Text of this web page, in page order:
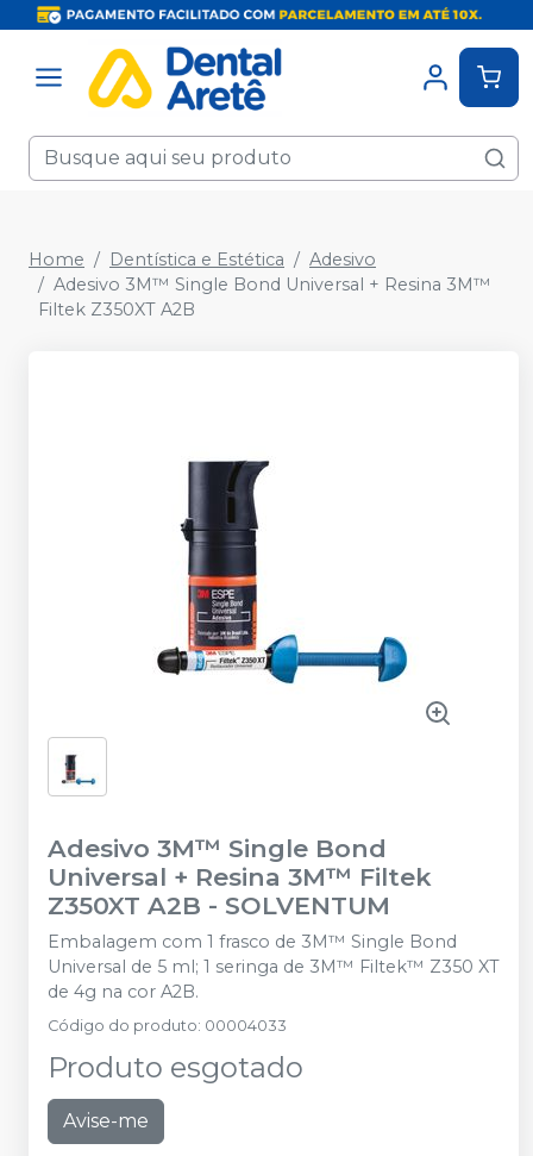
Home Dentística e Estética
Adesivo
Adesivo 3M™ Single Bond Universal + Resina 3M™
Filtek Z350XT A2B
Adesivo 3M™ Single Bond
Universal + Resina 3M™ Filtek
Z350XT A2B - SOLVENTUM
Embalagem com 1 frasco de 3M™ Single Bond
Universal de 5 ml; 1 seringa de 3M™ Filtek™ Z350 XT
de 4g na cor A2B.
Código do produto: 00004033
Produto esgotado
Avise-me